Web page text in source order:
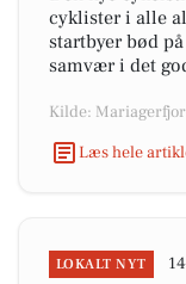
cyklister i alle
startbyer bød
samvær i det
Kilde:
Læs hele
LOKALT NYT